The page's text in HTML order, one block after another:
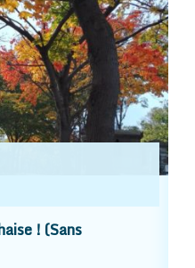
! (Sans